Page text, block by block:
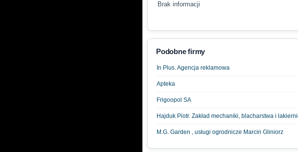
Brak informacji
Podobne firmy
In Plus. Agencja reklamowa
Apteka
Frigoopol SA
Hajduk Piotr. Zakład mechaniki, blacharstwa i
M.G. Garden , usługi ogrodnicze Marcin Gliniorz